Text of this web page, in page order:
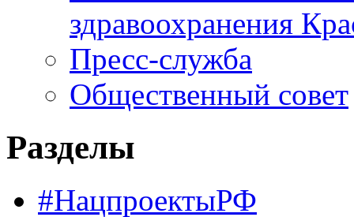
здравоохранения
Пресс-служба
Общественный совет
Разделы
#НацпроектыРФ